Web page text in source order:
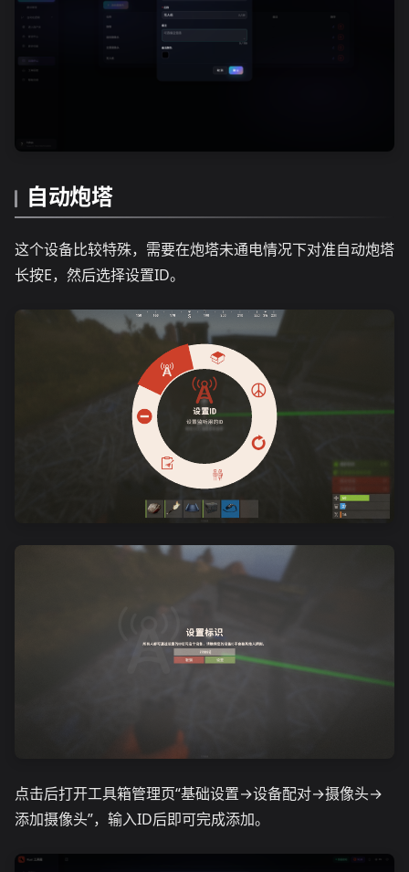
自动炮塔
这个设备比较特殊，需要在炮塔未通电情况下对准自动炮塔
长按E，然后选择设置ID。
点击后打开工具箱管理页“基础设置→设备配对→摄像头→
添加摄像头”，输入ID后即可完成添加。